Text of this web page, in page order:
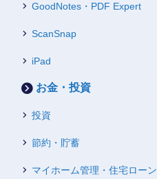
GoodNotes・PDF Expert
ScanSnap
iPad
お金・投資
投資
節約・貯蓄
マイホーム管理・住宅ローン